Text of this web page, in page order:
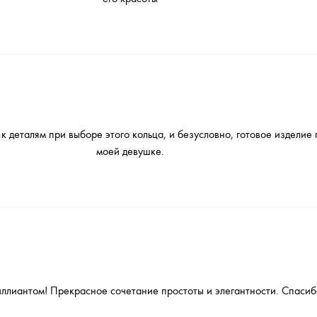
деталям при выборе этого кольца, и безусловно, готовое изделие
моей девушке.
Прекрасное сочетание простоты и элегантности.